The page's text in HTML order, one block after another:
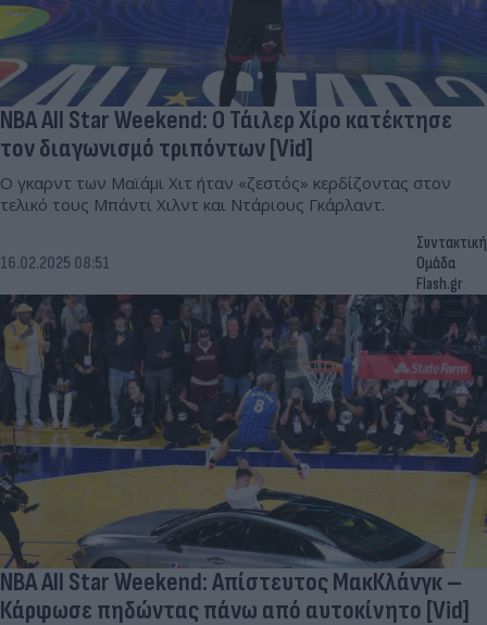
NBA All Star Weekend: Ο Τάιλερ Χίρο κατέκτησε
τον διαγωνισμό τριπόντων [Vid]
Ο γκαρντ των Μαϊάμι Χιτ ήταν «ζεστός» κερδίζοντας στον
τελικό τους Μπάντι Χιλντ και Ντάριους Γκάρλαντ.
16.02.2025 08:51
Συντακτική
Ομάδα
Flash.gr
NBA All Star Weekend: Απίστευτος ΜακΚλάνγκ –
Κάρφωσε πηδώντας πάνω από αυτοκίνητο [Vid]